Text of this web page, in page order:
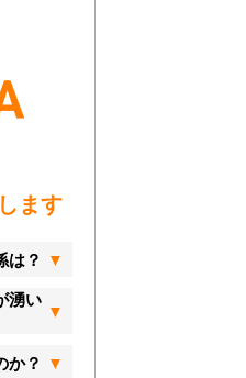
ます
は？
湧い
か？